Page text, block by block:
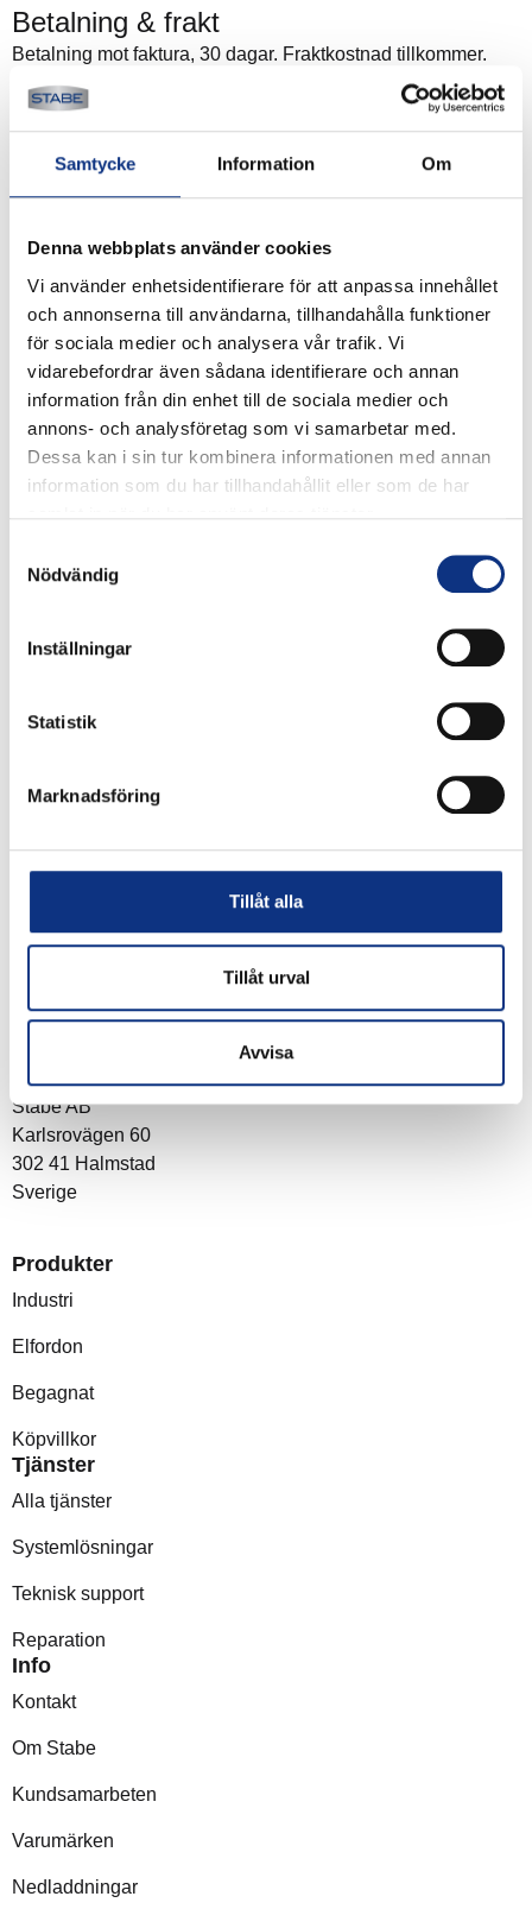
Samtycke Information Om
Denna webbplats använder cookies
Vi använder enhetsidentifierare för att anpassa innehållet
och annonserna till användarna, tillhandahålla funktioner
för sociala medier och analysera vår trafik. Vi
vidarebefordrar även sådana identifierare och annan
information från din enhet till de sociala medier och
annons- och analysföretag som vi samarbetar med.
Dessa kan i sin tur kombinera informationen med annan
information som du har tillhandahållit eller som de har
Nödvändig
Inställningar
Statistik
Marknadsföring
Tillåt alla
Tillåt urval
Avvisa
Betalning & frakt
Betalning mot faktura, 30 dagar. Fraktkostnad tillkommer.
Alla priser visas i SEK. Stabe innehar AAA-kreditvärdighet.
Köpvillkor
Stabes
du godkänner våraintegritetspolicy
Post- och besöksadress
Stabe AB
Karlsrovägen 60
302 41 Halmstad
Sverige
Produkter
Industri
Elfordon
Begagnat
Köpvillkor
Tjänster
Alla tjänster
Systemlösningar
Teknisk support
Reparation
Info
Kontakt
Om Stabe
Kundsamarbeten
Varumärken
Nedladdningar